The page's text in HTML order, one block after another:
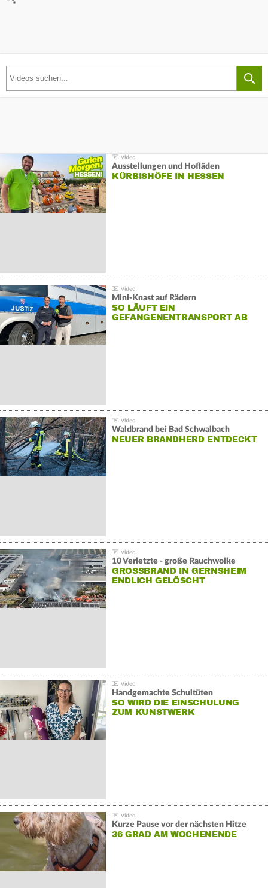
Ausstellungen und Hofläden
KÜRBISHÖFE IN HESSEN
Mini-Knast auf Rädern
SO LÄUFT EIN
GEFANGENENTRANSPORT AB
Waldbrand bei Bad Schwalbach
NEUER BRANDHERD ENTDECKT
10 Verletzte - große Rauchwolke
GROSSBRAND IN GERNSHEIM E
NDLICH GELÖSCHT
Handgemachte Schultüten
SO WIRD DIE EINSCHULUNG
ZUM KUNSTWERK
Kurze Pause vor der nächsten Hitze
36 GRAD AM WOCHENENDE